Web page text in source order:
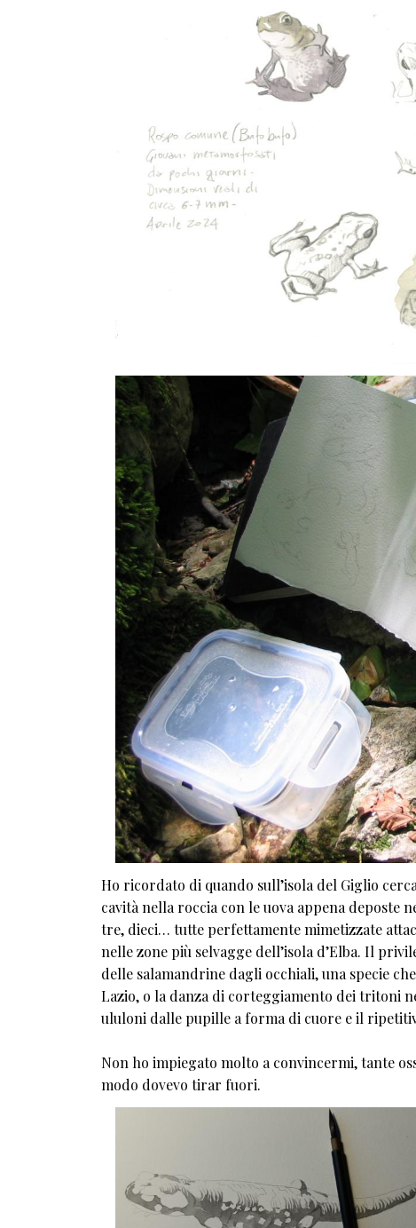
Ho ricordato di quando sull’isola del Giglio
cavità nella roccia con le uova appena deposte
tre, dieci… tutte perfettamente mimetizzate
nelle zone più selvagge dell’isola d’Elba. Il
delle salamandrine dagli occhiali, una specie
Lazio, o la danza di corteggiamento dei tritoni
ululoni dalle pupille a forma di cuore e il
Non ho impiegato molto a convincermi, tante
modo dovevo tirar fuori.